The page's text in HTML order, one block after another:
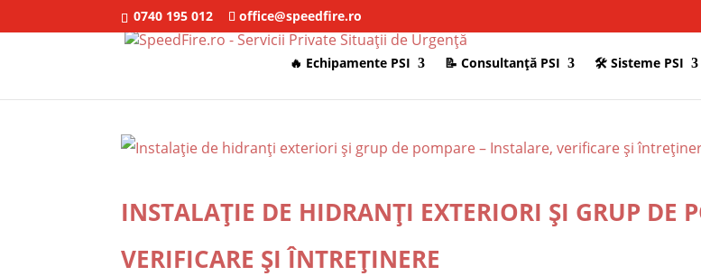
0740 195 012 office@speedfire.ro
🔥 Echipamente PSI 📝 Consultanţă PSI 🛠 Sisteme PSI
INSTALAȚIE DE HIDRANȚI EXTERIORI ȘI GRUP DE
VERIFICARE ȘI ÎNTREȚINERE